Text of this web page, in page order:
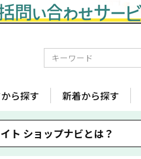
ら探す 新着から探す
ト ショップナビとは？